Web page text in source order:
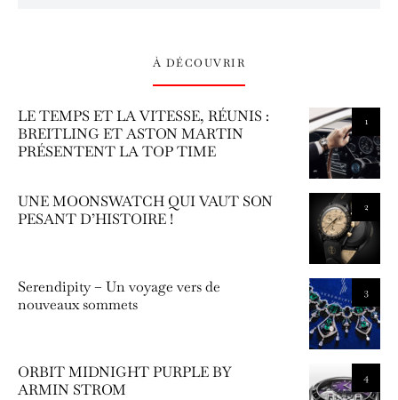
À DÉCOUVRIR
1
LE TEMPS ET LA VITESSE, RÉUNIS :
BREITLING ET ASTON MARTIN
PRÉSENTENT LA TOP TIME
2
UNE MOONSWATCH QUI VAUT SON
PESANT D’HISTOIRE !
3
Serendipity – Un voyage vers de
nouveaux sommets
4
ORBIT MIDNIGHT PURPLE BY
ARMIN STROM